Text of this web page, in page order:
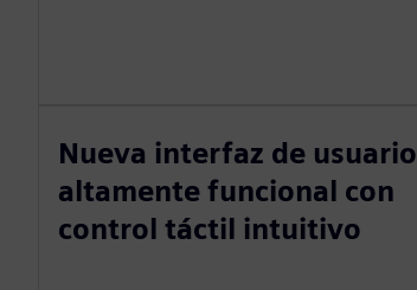
Nueva interfaz de usuario
altamente funcional con
control táctil intuitivo